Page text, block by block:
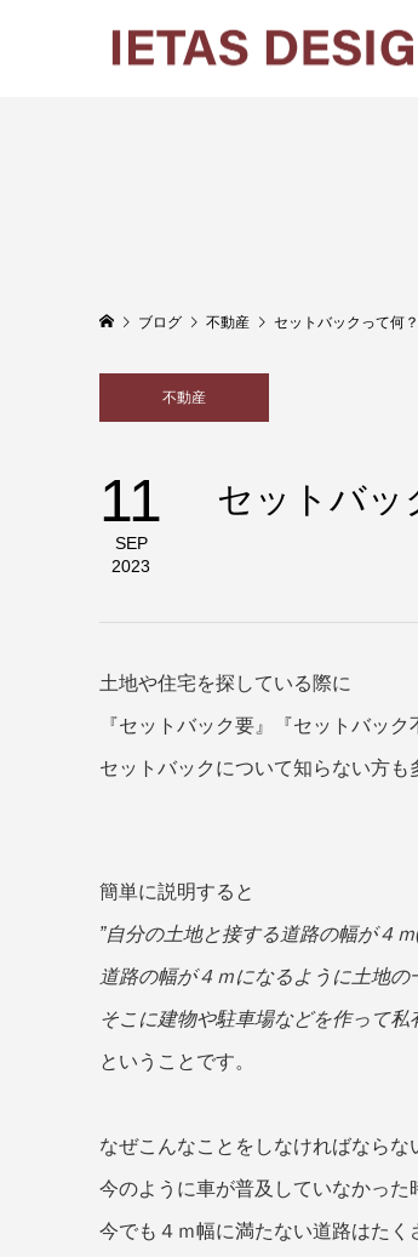
ブログ 不動産 セットバックって何？
不動産
11
SEP
2023
セットバッ
土地や住宅を探している際に
『セットバック要』『セットバッ
セットバックについて知らない方
簡単に説明すると
”自分の土地と接する道路の幅が４
道路の幅が４ｍになるように土地の
そこに建物や駐車場などを作って
ということです。
なぜこんなことをしなければならな
今のように車が普及していなかった
今でも４ｍ幅に満たない道路はたく